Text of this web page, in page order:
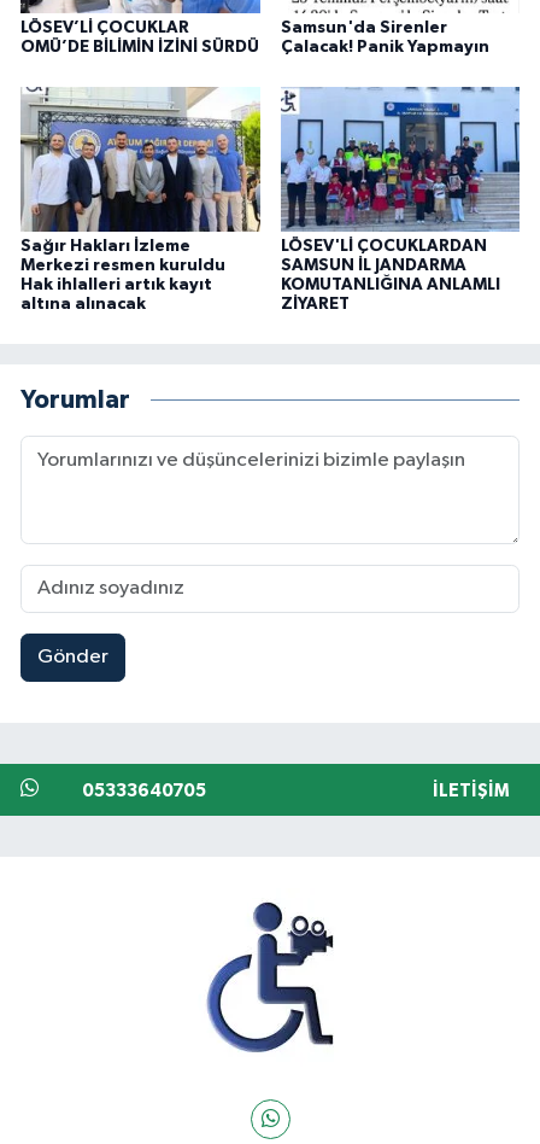
LÖSEV’Lİ ÇOCUKLAR
OMÜ’DE BİLİMİN İZİNİ SÜRDÜ
Samsun'da Sirenler
Çalacak! Panik Yapmayın
Sağır Hakları İzleme
Merkezi resmen kuruldu
Hak ihlalleri artık kayıt
altına alınacak
LÖSEV'Lİ ÇOCUKLARDAN
SAMSUN İL JANDARMA
KOMUTANLIĞINA ANLAMLI
ZİYARET
Yorumlar
Gönder
05333640705 İLETIŞIM